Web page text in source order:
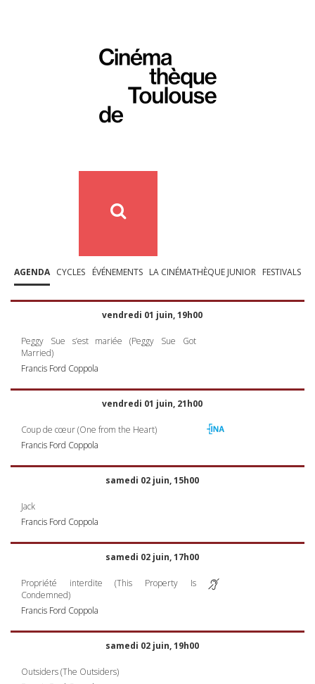
AGENDA CYCLES ÉVÉNEMENTS LA CINÉMATHÈQUE JUNIOR FESTIVALS
vendredi 01 juin, 19h00
Peggy Sue s’est mariée (Peggy Sue Got
Married)
Francis Ford Coppola
vendredi 01 juin, 21h00
Coup de cœur (One from the Heart)
Francis Ford Coppola
samedi 02 juin, 15h00
Jack
Francis Ford Coppola
samedi 02 juin, 17h00
Propriété interdite (This Property Is
Condemned)
Francis Ford Coppola
samedi 02 juin, 19h00
Outsiders (The Outsiders)